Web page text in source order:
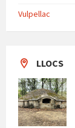
Vulpellac
LLOCS